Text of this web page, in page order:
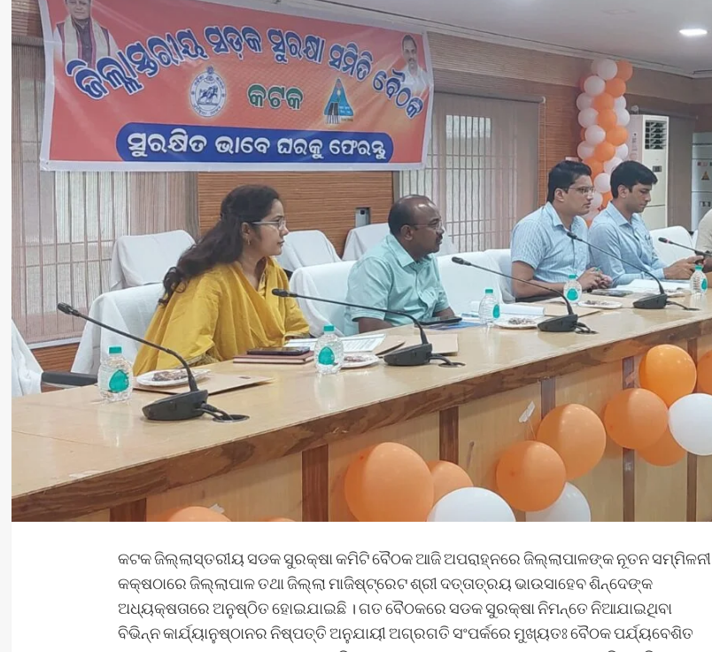
କଟକ ଜିଲ୍ଲାସ୍ତରୀୟ ସଡକ ସୁରକ୍ଷା କମିଟି ବୈଠକ ଆଜି ଅପରାହ୍ନରେ ଜିଲ୍ଲାପାଳଙ୍କ ନୂତନ ସମ୍ମିଳନୀ
କକ୍ଷଠାରେ ଜିଲ୍ଲାପାଳ ତଥା ଜିଲ୍ଲା ମାଜିଷ୍ଟ୍ରେଟ ଶ୍ରୀ ଦତ୍ତାତ୍ରୟ ଭାଉସାହେବ ଶିନ୍ଦେଙ୍କ
ଅଧ୍ୟକ୍ଷତାରେ ଅନୁଷ୍ଠିତ ହୋଇଯାଇଛି । ଗତ ବୈଠକରେ ସଡକ ସୁରକ୍ଷା ନିମନ୍ତେ ନିଆଯାଇଥିବା
ବିଭିନ୍ନ କାର୍ଯ୍ୟାନୁଷ୍ଠାନର ନିଷ୍ପତ୍ତି ଅନୁଯାୟୀ ଅଗ୍ରଗତି ସଂପର୍କରେ ମୁଖ୍ୟତଃ ବୈଠକ ପର୍ଯ୍ୟବେଶିତ